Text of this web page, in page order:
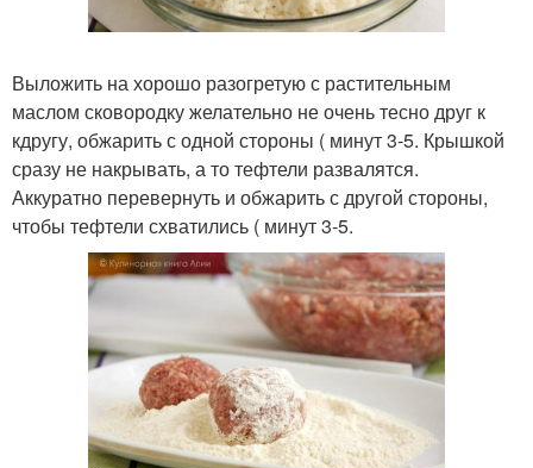
Выложить на хорошо разогретую с растительным
маслом сковородку желательно не очень тесно друг к
кдругу, обжарить с одной стороны ( минут 3-5. Крышкой
сразу не накрывать, а то тефтели развалятся.
Аккуратно перевернуть и обжарить с другой стороны,
чтобы тефтели схватились ( минут 3-5.